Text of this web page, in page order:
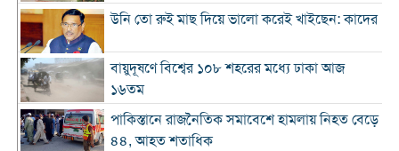
উনি তো রুই মাছ দিয়ে ভালো করেই খাইছেন: কাদের
বায়ুদূষণে বিশ্বের ১০৮ শহরের মধ্যে ঢাকা আজ
১৬তম
পাকিস্তানে রাজনৈতিক সমাবেশে হামলায় নিহত বেড়ে
৪৪, আহত শতাধিক